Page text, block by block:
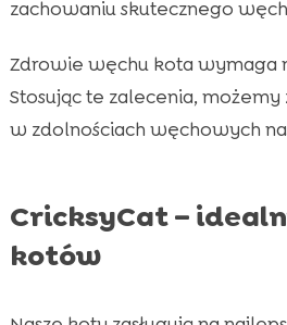
zachowaniu skutecznego
Zdrowie węchu kota wymaga
Stosując te zalecenia,
w zdolnościach węchowych
CricksyCat –
kotów